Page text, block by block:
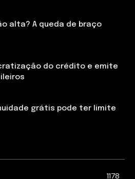
alta? A queda de braço
do crédito e emite
grátis pode ter limite
1178